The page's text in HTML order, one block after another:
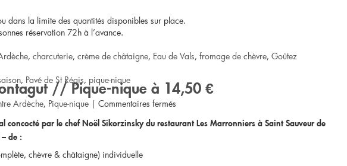
dans la limite des quantités disponibles sur place.
réservation 72h à l’avance.
, charcuterie, crème de châtaigne, Eau de Vals, fromage de chèvre, Goûtez
, Pavé de St Régis, pique-nique
Ardèche, Pique-nique | Commentaires fermés
Lalouvesc
// Pique-nique à 14,50 €
concocté par le chef Noël Sikorzinsky du restaurant Les Marronniers à Saint Sauveur de
– de :
chèvre & châtaigne) individuelle